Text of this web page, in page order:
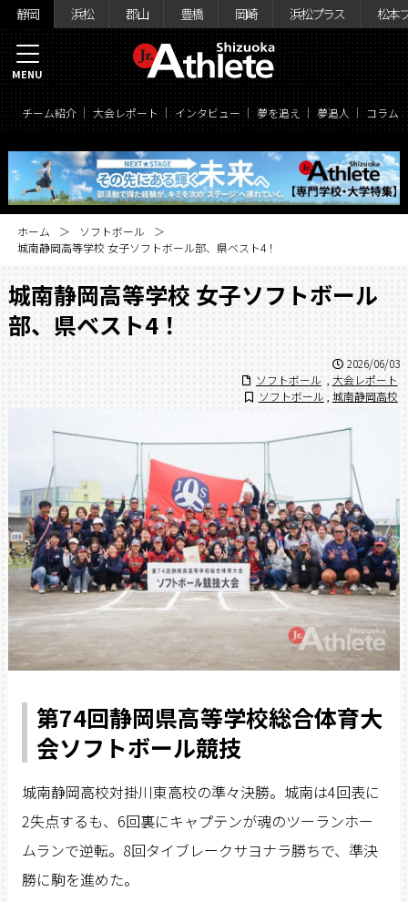
静岡 浜松 郡山 豊橋 岡崎 浜松プラス 松本
チーム紹介 大会レポート インタビュー 夢を追え 夢追人 コラム
MENU
ホーム
ソフトボール
城南静岡高等学校 女子ソフトボール部、県ベスト4！
城南静岡高等学校 女子ソフトボール
部、県ベスト4！
2026/06/03
ソフトボール , 大会レポート
ソフトボール 城南静岡高校
第74回静岡県高等学校総合体育大
会ソフトボール競技
城南静岡高校対掛川東高校の準々決勝。城南は4回表に
2失点するも、6回裏にキャプテンが魂のツーランホー
ムランで逆転。8回タイブレークサヨナラ勝ちで、準決
勝に駒を進めた。